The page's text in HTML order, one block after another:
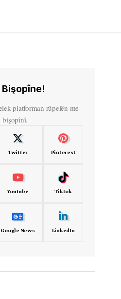
Bişopîne!
platforman rûpelên me
bişopînî.
Twitter Pinterest
Youtube Tiktok
Google News LinkedIn